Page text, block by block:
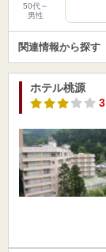
50代～
男性
関連情報から探す
ホテル桃源